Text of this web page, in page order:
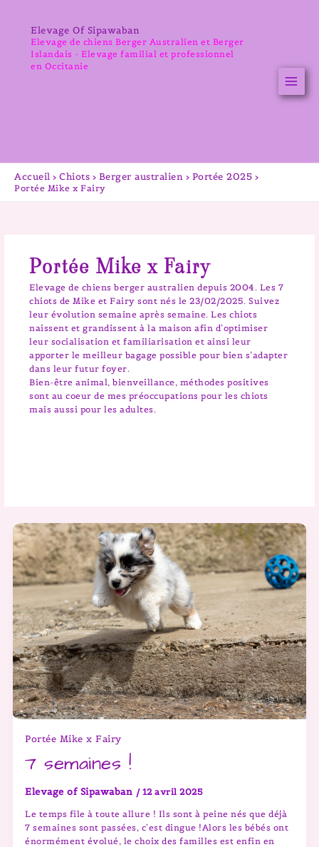
contenuElevage Of Sipawaban
Elevage de chiens Berger Australien et Berger
Islandais - Elevage familial et professionnel
en Occitanie
Accueil Chiots Berger australien Portée 2025
Portée Mike x Fairy
Portée Mike x Fairy
Elevage de chiens berger australien depuis 2004. Les 7
chiots de Mike et Fairy sont nés le 23/02/2025. Suivez
leur évolution semaine après semaine. Les chiots
naissent et grandissent à la maison afin d’optimiser
leur socialisation et familiarisation et ainsi leur
apporter le meilleur bagage possible pour bien s’adapter
dans leur futur foyer.
Bien-être animal, bienveillance, méthodes positives
sont au coeur de mes préoccupations pour les chiots
mais aussi pour les adultes.
Portée Mike x Fairy
7 semaines !
Elevage of Sipawaban / 12 avril 2025
Le temps file à toute allure ! Ils sont à peine nés que déjà
7 semaines sont passées, c’est dingue !Alors les bébés ont
énormément évolué, le choix des familles est enfin en